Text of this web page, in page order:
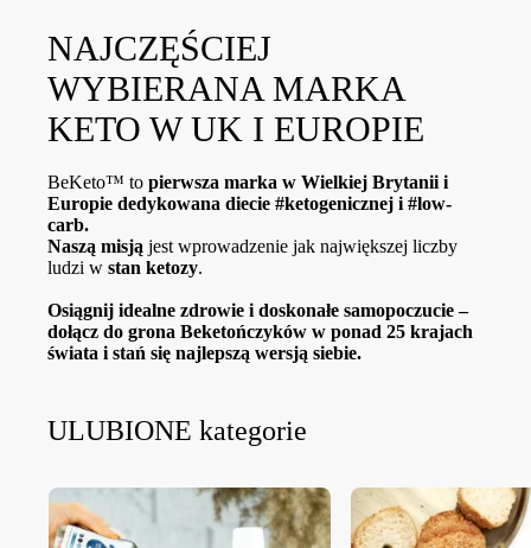
NAJCZĘŚCIEJ
WYBIERANA MARKA
KETO W UK I EUROPIE
BeKeto™ topierwsza marka w Wielkiej Brytanii i
Europie dedykowana diecie #ketogenicznej i #low-
carb.
Naszą misją jest wprowadzenie jak największej liczby
ludzi wstan ketozy.
Osiągnij idealne zdrowie i doskonałe samopoczucie –
dołącz do grona Beketończyków w ponad 25 krajach
świata i stań się najlepszą wersją siebie.
ULUBIONE kategorie